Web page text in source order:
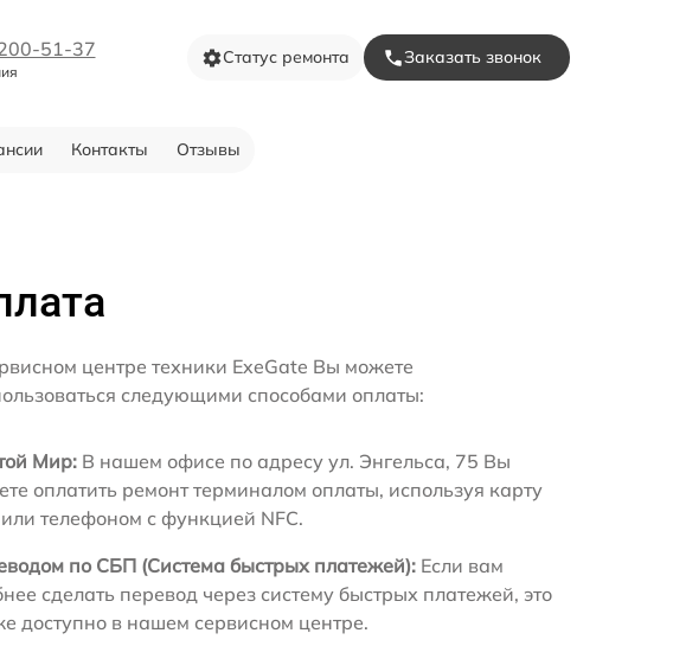
51-37 Статус ремонта Заказать звонок
Контакты Отзывы
центре техники ExeGate Вы можете
следующими способами оплаты:
Мир: В нашем офисе по адресу ул. Энгельса, 75 Вы
оплатить ремонт терминалом оплаты, используя карту
телефоном с функцией NFC.
по СБП (Система быстрых платежей): Если вам
сделать перевод через систему быстрых платежей, это
доступно в нашем сервисном центре.